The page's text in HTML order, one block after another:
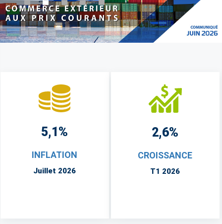
5,1%
INFLATION
Juillet 2026
2,6%
CROISSANCE
T1 2026